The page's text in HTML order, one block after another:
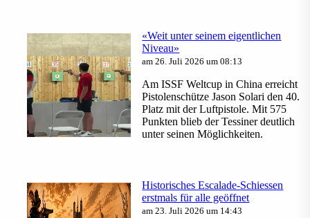
«Weit unter seinem eigentlichen
Niveau»
am 26. Juli 2026 um 08:13
Am ISSF Weltcup in China erreicht
Pistolenschütze Jason Solari den 40.
Platz mit der Luftpistole. Mit 575
Punkten blieb der Tessiner deutlich
unter seinen Möglichkeiten.
Historisches Escalade-Schiessen
erstmals für alle geöffnet
am 23. Juli 2026 um 14:43